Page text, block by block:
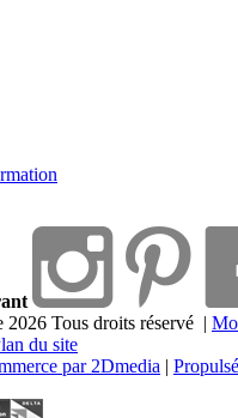
Tous droits réservé |
du site
par 2Dmedia |